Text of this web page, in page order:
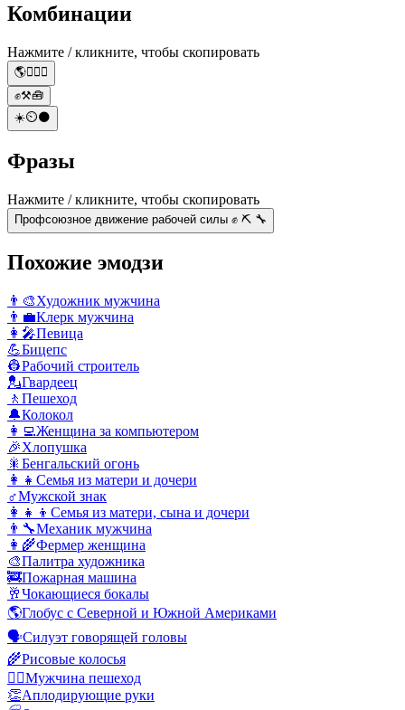
Комбинации
Нажмите / кликните, чтобы скопировать
🌎👨‍⚕️⚕️
✊⚒️🧰
☀️⏲️🌑
Фразы
Нажмите / кликните, чтобы скопировать
Профсоюзное движение рабочей силы ✊ ⛏️ 🔧
Похожие эмодзи
👨‍🎨Художник мужчина
👨‍💼Клерк мужчина
👩‍🎤Певица
💪Бицепс
👷Рабочий строитель
💂Гвардеец
🚶 Пешеход
🔔Колокол
👩‍💻Женщина за компьютером
🎉Хлопушка
🎇 Бенгальский огонь
👩‍👧 Семья из матери и дочери
♂️Мужской знак
👩‍👧‍👦 Семья из матери, сына и дочери
👨‍🔧Механик мужчина
👩‍🌾Фермер женщина
🎨Палитра художника
🚒Пожарная машина
🥂Чокающиеся бокалы
🌎Глобус с Северной и Южной Америками
🗣️Силуэт говорящей головы
🌾Рисовые колосья
🚶‍♂️Мужчина пешеход
👏Аплодирующие руки